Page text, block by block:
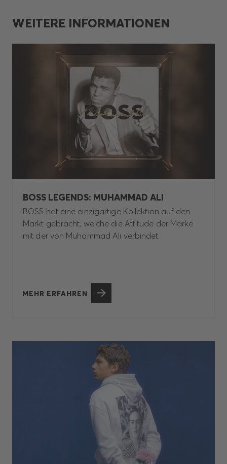
WEITERE INFORMATIONEN
BOSS LEGENDS: MUHAMMAD ALI
BOSS hat eine einzigartige Kollektion auf den
Markt gebracht, welche die Attitude der Marke
mit der von Muhammad Ali verbindet.
MEHR ERFAHREN